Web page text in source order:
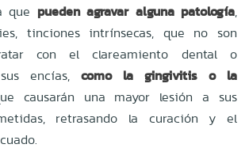
que pueden agravar alguna patología,
tinciones intrínsecas, que no son
con el clareamiento dental o
encías, como la gingivitis o la
causarán una mayor lesión a sus
retrasando la curación y el